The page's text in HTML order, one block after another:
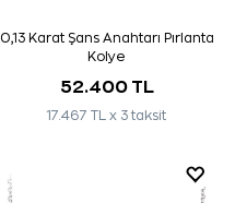
0,13 Karat Şans Anahtarı Pırlanta
Kolye
52.400 TL
17.467 TL x 3 taksit